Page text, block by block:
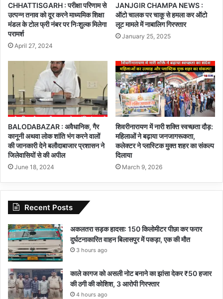
CHHATTISGARH : परीक्षा परिणाम से
उत्पन्न तनाव को दूर करने माध्यमिक शिक्षा
मंडल के टोल फ्री नंबर पर निःशुल्क मिलेगा
परामर्श
April 27, 2024
JANJGIR CHAMPA NEWS :
ऑटो चालक पर चाकू से हमला कर ऑटो
लूट मामले में नाबालिग गिरफ्तार
January 25, 2025
BALODABAZAR : अवैधानिक, गैर
कानूनी अथवा लोक शांति भंग करने वालों
की जानकारी देने बलौदाबाजार प्रशासन ने
जिलेवासियों से की अपील
June 18, 2024
शिवरीनारायण में नारी शक्ति स्वच्छता दौड़:
महिलाओं ने बढ़ाया जनजागरूकता,
कलेक्टर ने प्लास्टिक मुक्त शहर का संकल्प
दिलाया
March 9, 2026
Recent Posts
अकलतरा सड़क हादसा: 150 किलोमीटर पीछा कर फरार
दुर्घटनाकारित वाहन बिलासपुर में पकड़ा, एक की मौत
3 hours ago
काले कागज को असली नोट बनाने का झांसा देकर ₹50 हजार
की ठगी की कोशिश, 3 आरोपी गिरफ्तार
4 hours ago